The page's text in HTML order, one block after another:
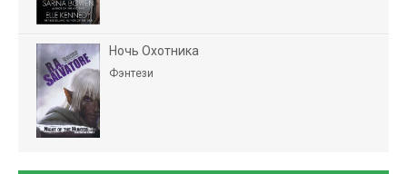
Ночь Охотника
Фэнтези